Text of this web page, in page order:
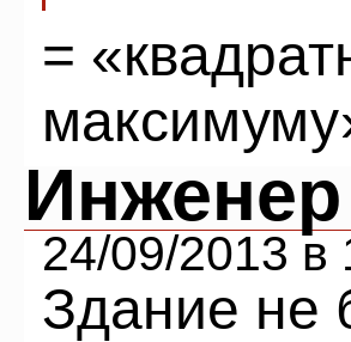
=
Инженер
24/09/2013 в
Здание не